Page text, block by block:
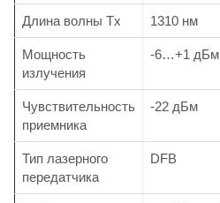
Длина волны Tx 1310 нм
Мощность
излучения
-6…+1 дБм
Чувствительность
приемника
-22 дБм
Тип лазерного
передатчика
DFB